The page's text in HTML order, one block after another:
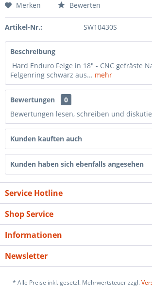
Merken Bewerten
Artikel-Nr.: SW10430S
Beschreibung
Hard Enduro Felge in 18" - CNC gefräste
Felgenring schwarz aus... mehr
Bewertungen
0
Bewertungen lesen, schreiben und
Kunden kauften auch
Kunden haben sich ebenfalls angesehen
Service Hotline
Shop Service
Informationen
Newsletter
* Alle Preise inkl. gesetzl. Mehrwertsteuer zzgl.